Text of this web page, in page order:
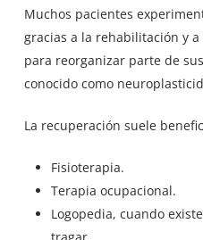
Muchos pacientes
gracias a la rehabilitación y
para reorganizar parte de
conocido como
La recuperación suele
Fisioterapia.
Terapia ocupacional.
Logopedia, cuando